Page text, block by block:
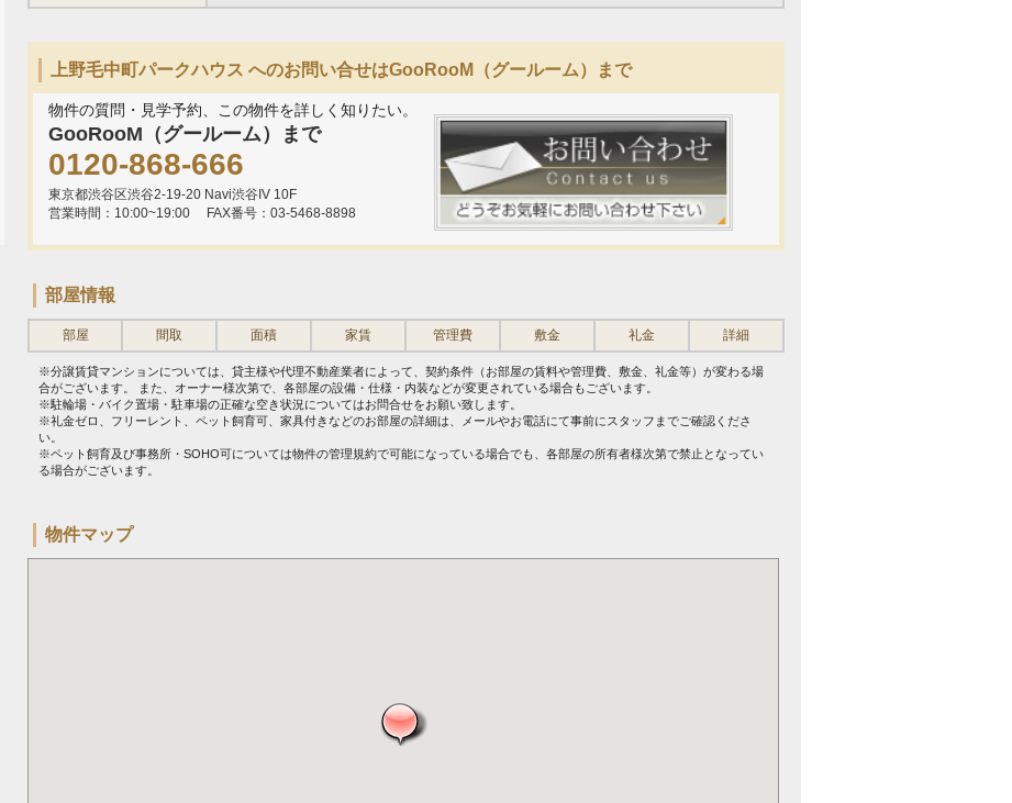
上野毛中町パークハウス へのお問い合せはGooRooM（グールーム）まで
物件の質問・見学予約、この物件を詳しく知りたい。
GooRooM（グールーム）まで
0120-868-666
東京都渋谷区渋谷2-19-20 Navi渋谷IV 10F
営業時間：10:00~19:00
FAX番号：03-5468-8898
部屋情報
部屋 間取 面積 家賃 管理費 敷金 礼金 詳細
※分譲賃貸マンションについては、貸主様や代理不動産業者によって、契約条件（お部屋の賃料や管理費、敷金、礼金等）が変わる場
合がございます。 また、オーナー様次第で、各部屋の設備・仕様・内装などが変更されている場合もございます。
※駐輪場・バイク置場・駐車場の正確な空き状況についてはお問合せをお願い致します。
※礼金ゼロ、フリーレント、ペット飼育可、家具付きなどのお部屋の詳細は、メールやお電話にて事前にスタッフまでご確認くださ
い。
※ペット飼育及び事務所・SOHO可については物件の管理規約で可能になっている場合でも、各部屋の所有者様次第で禁止となってい
る場合がございます。
物件マップ